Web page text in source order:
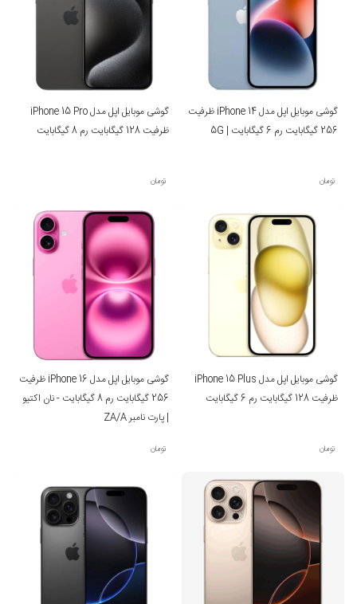
گوشی موبایل اپل مدل iPhone 14 ظرفیت
256 گیگابایت رم 6 گیگابایت | 5G
تومان
گوشی موبایل اپل مدل iPhone 15 Pro
ظرفیت 128 گیگابایت رم 8 گیگابایت
تومان
گوشی موبایل اپل مدل iPhone 15 Plus
ظرفیت 128 گیگابایت رم 6 گیگابایت
تومان
گوشی موبایل اپل مدل iPhone 16 ظرفیت
256 گیگابایت رم 8 گیگابایت - نان اکتیو
| پارت نامبر ZA/A
تومان